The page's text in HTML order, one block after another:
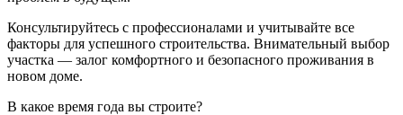
Консультируйтесь с профессионалами и учитывайте все
факторы для успешного строительства. Внимательный выбор
участка — залог комфортного и безопасного проживания в
новом доме.
В какое время года вы строите?